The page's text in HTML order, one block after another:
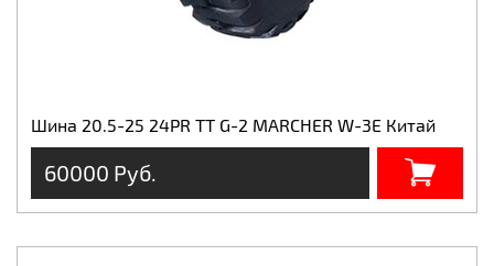
Шина 20.5-25 24PR TT G-2 MARCHER W-3E Китай
60000 Руб.